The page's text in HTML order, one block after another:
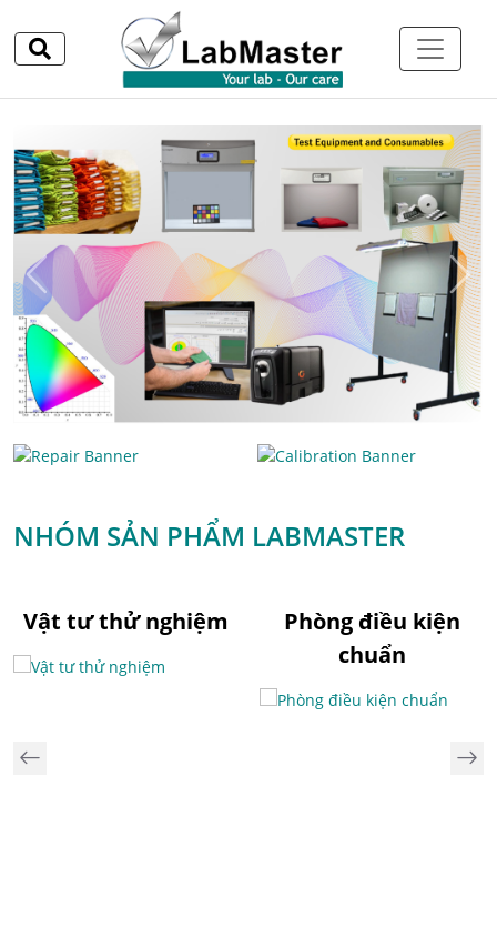
Previous Next
NHÓM SẢN PHẨM LABMASTER
Vật tư thử nghiệm
Phòng điều kiện
chuẩn